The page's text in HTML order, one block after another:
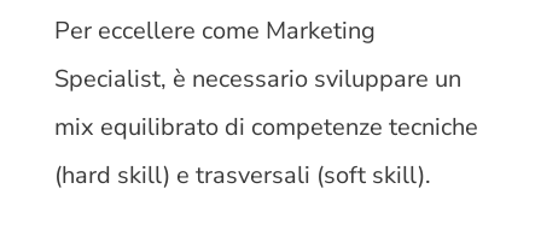
Per eccellere come Marketing
Specialist, è necessario sviluppare un
mix equilibrato di competenze tecniche
(hard skill) e trasversali (soft skill).